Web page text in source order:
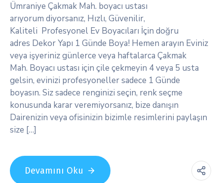
Ümraniye Çakmak Mah. boyacı ustası
arıyorum diyorsanız, Hızlı, Güvenilir,
Kaliteli Profesyonel Ev Boyacıları İçin doğru
adres Dekor Yapı 1 Günde Boya! Hemen arayın Eviniz
veya işyeriniz günlerce veya haftalarca Çakmak
Mah. Boyacı ustası için çile çekmeyin 4 veya 5 usta
gelsin, evinizi profesyoneller sadece 1 Günde
boyasın. Siz sadece renginizi seçin, renk seçme
konusunda karar veremiyorsanız, bize danışın
Dairenizin veya ofisinizin bizimle resimlerini paylaşın
size […]
Devamını Oku